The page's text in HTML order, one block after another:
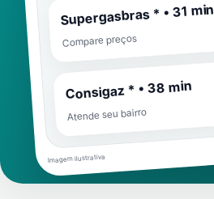
Supergasbras * • 31 min
Compare preços
Consigaz * • 38 min
Atende seu bairro
Imagem ilustrativa